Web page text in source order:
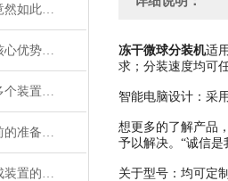
实验室泡罩机其操作竟然如此详细
西林瓶液体灌装机其核心优势，一文读懂！
西林瓶台式灌装机由多个装置组成
半自动灌装机在操作前的准备工作
西林瓶台式灌装机组成装置的具体作用
冻干微球分装机适
求；分装速度均可
智能电脑设计：采
想更多的了解产品
予以解决。“诚信
关于